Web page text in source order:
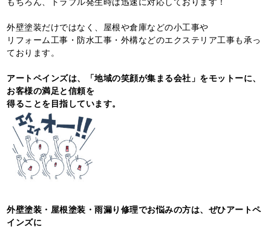
外壁塗装だけではなく、屋根や倉庫などの小工事や
リフォーム工事・防水工事・外構などのエクステリア工事も承っ
ております。
アートペインズは、「地域の笑顔が集まる会社」をモットーに、
お客様の満足と信頼を
得ることを目指しています。
外壁塗装・屋根塗装・雨漏り修理でお悩みの方は、ぜひアートペ
インズに